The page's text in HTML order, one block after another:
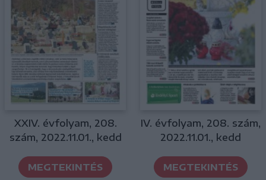
XXIV. évfolyam, 208.
szám, 2022.11.01., kedd
MEGTEKINTÉS
IV. évfolyam, 208. szám,
2022.11.01., kedd
MEGTEKINTÉS